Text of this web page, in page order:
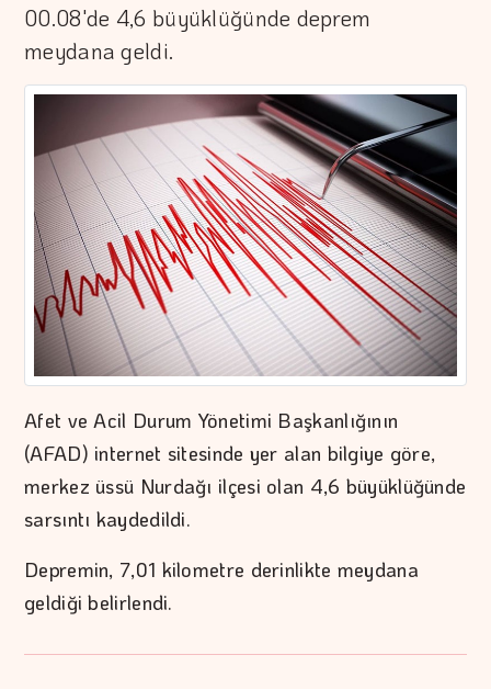
00.08'de 4,6 büyüklüğünde deprem
meydana geldi.
Afet ve Acil Durum Yönetimi Başkanlığının
(AFAD) internet sitesinde yer alan bilgiye göre,
merkez üssü Nurdağı ilçesi olan 4,6 büyüklüğünde
sarsıntı kaydedildi.
Depremin, 7,01 kilometre derinlikte meydana
geldiği belirlendi.